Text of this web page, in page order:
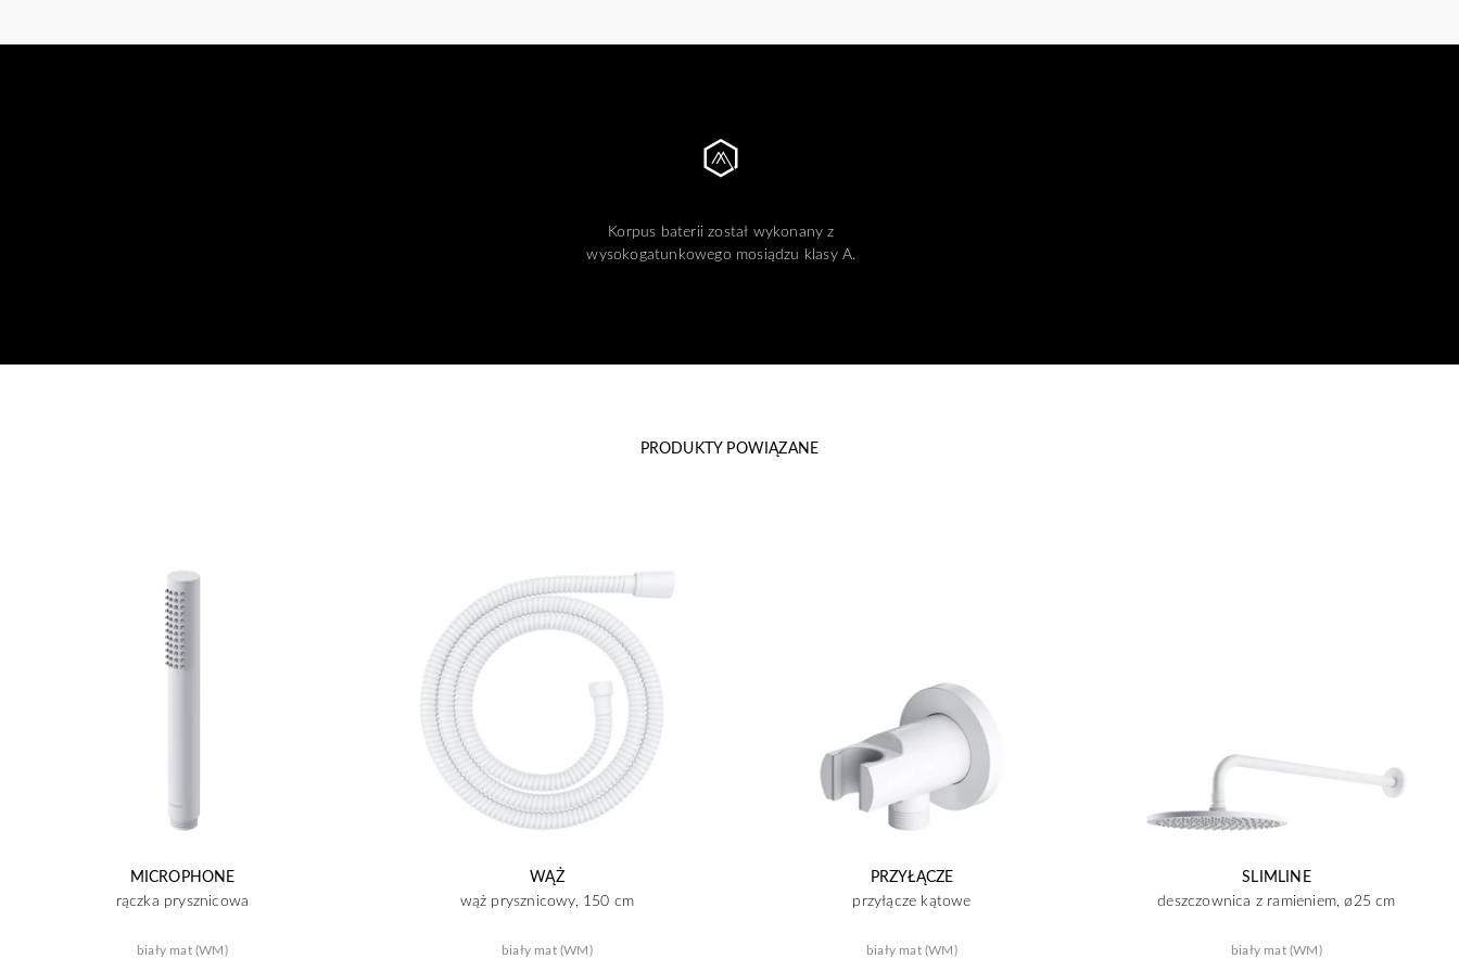
Korpus baterii został wykonany z
wysokogatunkowego mosiądzu klasy A.
PRODUKTY POWIĄZANE
MICROPHONE
rączka prysznicowa
biały mat (WM)
WĄŻ
wąż prysznicowy, 150 cm
biały mat (WM)
PRZYŁĄCZE
przyłącze kątowe
biały mat (WM)
SLIMLINE
deszczownica z ramieniem, ø25 cm
biały mat (WM)